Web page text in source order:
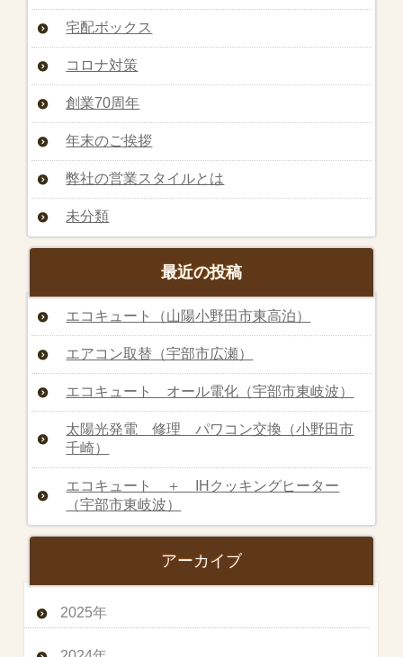
宅配ボックス
コロナ対策
創業70周年
年末のご挨拶
弊社の営業スタイルとは
未分類
最近の投稿
エコキュート（山陽小野田市東高泊）
エアコン取替（宇部市広瀬）
エコキュート オール電化（宇部市東岐波）
太陽光発電 修理 パワコン交換（小野田市
千崎）
エコキュート ＋ IHクッキングヒーター
（宇部市東岐波）
アーカイブ
2025年